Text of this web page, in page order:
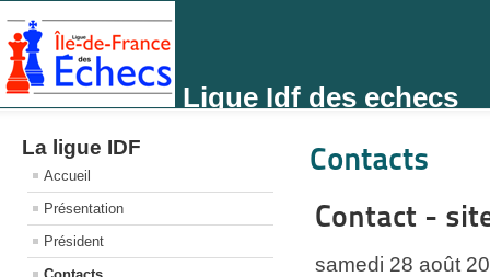
Ligue Idf des echecs
La ligue IDF
Accueil
Présentation
Président
Contacts
Contact -
samedi 28 août